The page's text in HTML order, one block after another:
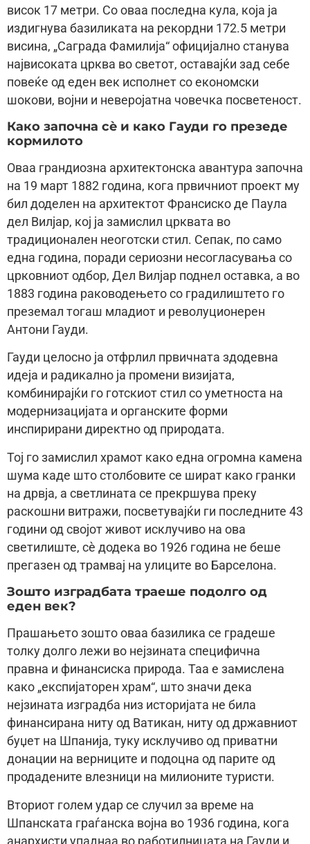
висок 17 метри. Со оваа последна кула, која ја
издигнува базиликата на рекордни 172.5 метри
висина, „Саграда Фамилија“ официјално станува
највисоката црква во светот, оставајќи зад себе
повеќе од еден век исполнет со економски
шокови, војни и неверојатна човечка посветеност.
Како започна сè и како Гауди го презеде
кормилото
Оваа грандиозна архитектонска авантура започна
на 19 март 1882 година, кога првичниот проект му
бил доделен на архитектот Франсиско де Паула
дел Вилјар, кој ја замислил црквата во
традиционален неоготски стил. Сепак, по само
една година, поради сериозни несогласувања со
црковниот одбор, Дел Вилјар поднел оставка, а во
1883 година раководењето со градилиштето го
преземал тогаш младиот и револуционерен
Антони Гауди.
Гауди целосно ја отфрлил првичната здодевна
идеја и радикално ја промени визијата,
комбинирајќи го готскиот стил со уметноста на
модернизацијата и органските форми
инспирирани директно од природата.
Тој го замислил храмот како една огромна камена
шума каде што столбовите се шират како гранки
на дрвја, а светлината се прекршува преку
раскошни витражи, посветувајќи ги последните 43
години од својот живот исклучиво на ова
светилиште, сè додека во 1926 година не беше
прегазен од трамвај на улиците во Барселона.
Зошто изградбата траеше подолго од
еден век?
Прашањето зошто оваа базилика се градеше
толку долго лежи во нејзината специфична
правна и финансиска природа. Таа е замислена
како „експијаторен храм“, што значи дека
нејзината изградба низ историјата не била
финансирана ниту од Ватикан, ниту од државниот
буџет на Шпанија, туку исклучиво од приватни
донации на верниците и подоцна од парите од
продадените влезници на милионите туристи.
Вториот голем удар се случил за време на
Шпанската граѓанска војна во 1936 година, кога
анархисти упаднаа во работилницата на Гауди и